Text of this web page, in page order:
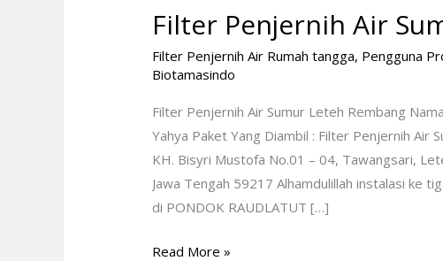
Filter Penjernih Air
Filter Penjernih Air Rumah tangga, Pengguna
Biotamasindo
Filter Penjernih Air Sumur Leteh Rembang
Yahya Paket Yang Diambil : Filter Penjernih Air
KH. Bisyri Mustofa No.01 – 04, Tawangsari,
Jawa Tengah 59217 Alhamdulillah instalasi ke
di PONDOK RAUDLATUT […]
Air
Leteh
Read More »